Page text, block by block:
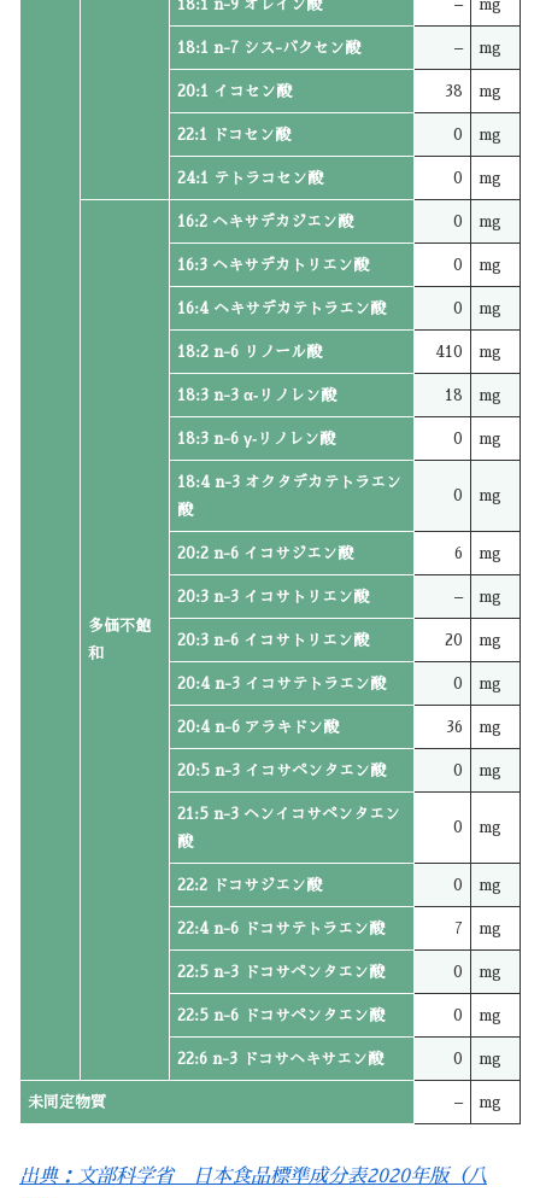
18:1 n-9 オレイン酸 – mg
18:1 n-7 シス-バクセン酸 – mg
20:1 イコセン酸 38 mg
22:1 ドコセン酸 0 mg
24:1 テトラコセン酸 0 mg
多価不飽
和
16:2 ヘキサデカジエン酸 0 mg
16:3 ヘキサデカトリエン酸 0 mg
16:4 ヘキサデカテトラエン酸 0 mg
18:2 n-6 リノール酸 410 mg
18:3 n-3 α‐リノレン酸 18 mg
18:3 n-6 γ‐リノレン酸 0 mg
18:4 n-3 オクタデカテトラエン
酸
0 mg
20:2 n-6 イコサジエン酸 6 mg
20:3 n-3 イコサトリエン酸 – mg
20:3 n-6 イコサトリエン酸 20 mg
20:4 n-3 イコサテトラエン酸 0 mg
20:4 n-6 アラキドン酸 36 mg
20:5 n-3 イコサペンタエン酸 0 mg
21:5 n-3 ヘンイコサペンタエン
酸
0 mg
22:2 ドコサジエン酸 0 mg
22:4 n-6 ドコサテトラエン酸 7 mg
22:5 n-3 ドコサペンタエン酸 0 mg
22:5 n-6 ドコサペンタエン酸 0 mg
22:6 n-3 ドコサヘキサエン酸 0 mg
未同定物質 – mg
出典：文部科学省 日本食品標準成分表2020年版（八